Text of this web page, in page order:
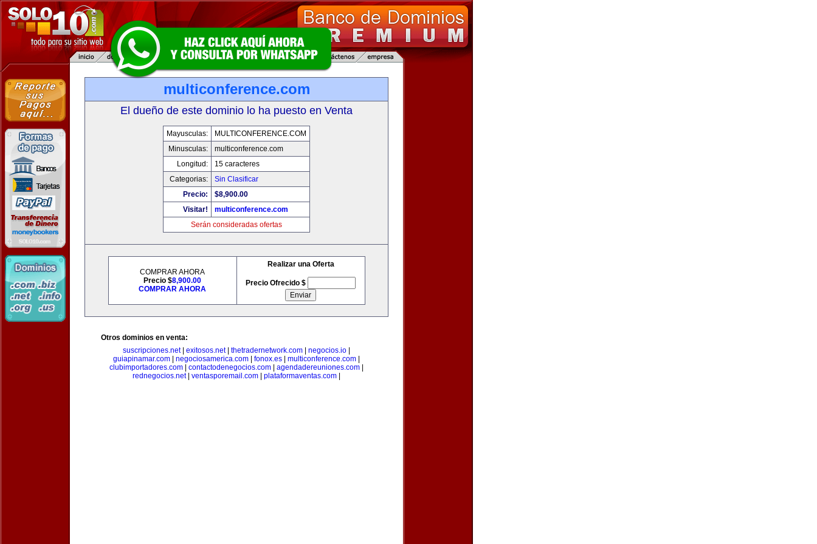
multiconference.com
El dueño de este dominio lo ha puesto en Venta
Mayusculas:
MULTICONFERENCE.COM
Minusculas:
multiconference.com
Longitud:
15 caracteres
Categorias:
Sin Clasificar
Precio:
$8,900.00
Visitar!
multiconference.com
Serán consideradas ofertas
COMPRAR AHORA
Precio $8,900.00
COMPRAR AHORA
Realizar una Oferta
Precio Ofrecido $
Otros dominios en venta:
suscripciones.net| exitosos.net| thetradernetwork.com negocios.io
guiapinamar.com
negociosamerica.com fonox.es multiconference.com
clubimportadores.com
contactodenegocios.com agendadereuniones.com
rednegocios.net| ventasporemail.com plataformaventas.com